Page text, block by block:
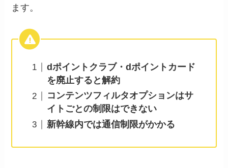
ます。
dポイントクラブ・dポイントカード
を廃止すると解約
コンテンツフィルタオプションはサ
イトごとの制限はできない
新幹線内では通信制限がかかる